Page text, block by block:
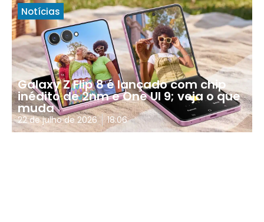
Notícias
Galaxy Z Flip 8 é lançado com chip
inédito de 2nm e One UI 9; veja o que
muda
22 de julho de 2026 18:06